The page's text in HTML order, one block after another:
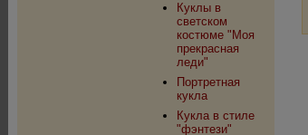
Куклы в
светском
костюме "Моя
прекрасная
леди"
Портретная
кукла
Кукла в стиле
"фэнтези"